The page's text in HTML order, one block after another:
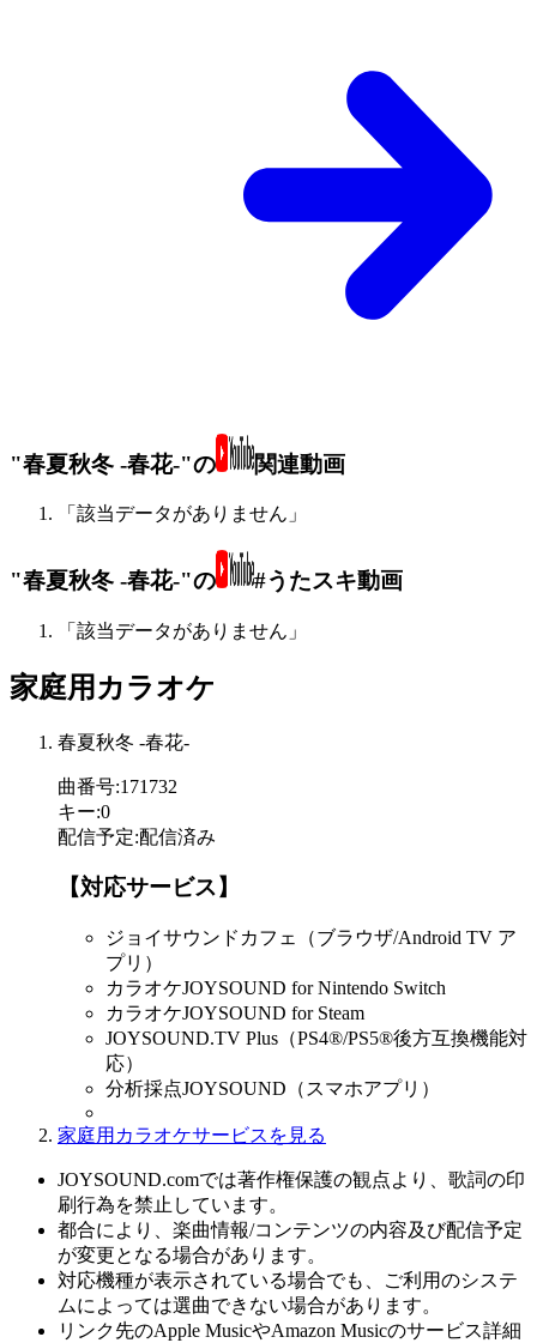
"春夏秋冬 -春花-"の 関連動画
「該当データがありません」
"春夏秋冬 -春花-"の #うたスキ動画
「該当データがありません」
家庭用カラオケ
春夏秋冬 -春花-
曲番号:171732
キー:0
配信予定:配信済み
【対応サービス】
ジョイサウンドカフェ（ブラウザ/Android TV ア
プリ）
カラオケJOYSOUND for Nintendo Switch
カラオケJOYSOUND for Steam
JOYSOUND.TV Plus（PS4®/PS5®後方互換機能対
応）
分析採点JOYSOUND（スマホアプリ）
家庭用カラオケサービスを見る
JOYSOUND.comでは著作権保護の観点より、歌詞の印
刷行為を禁止しています。
都合により、楽曲情報/コンテンツの内容及び配信予定
が変更となる場合があります。
対応機種が表示されている場合でも、ご利用のシステ
ムによっては選曲できない場合があります。
リンク先のApple MusicやAmazon Musicのサービス詳細